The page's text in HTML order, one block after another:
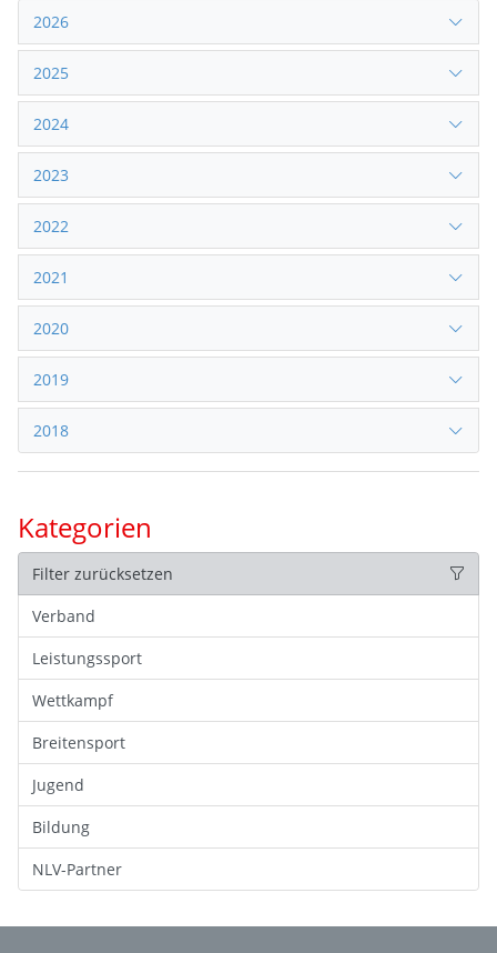
2026
2025
2024
2023
2022
2021
2020
2019
2018
Kategorien
Filter zurücksetzen
Verband
Leistungssport
Wettkampf
Breitensport
Jugend
Bildung
NLV-Partner